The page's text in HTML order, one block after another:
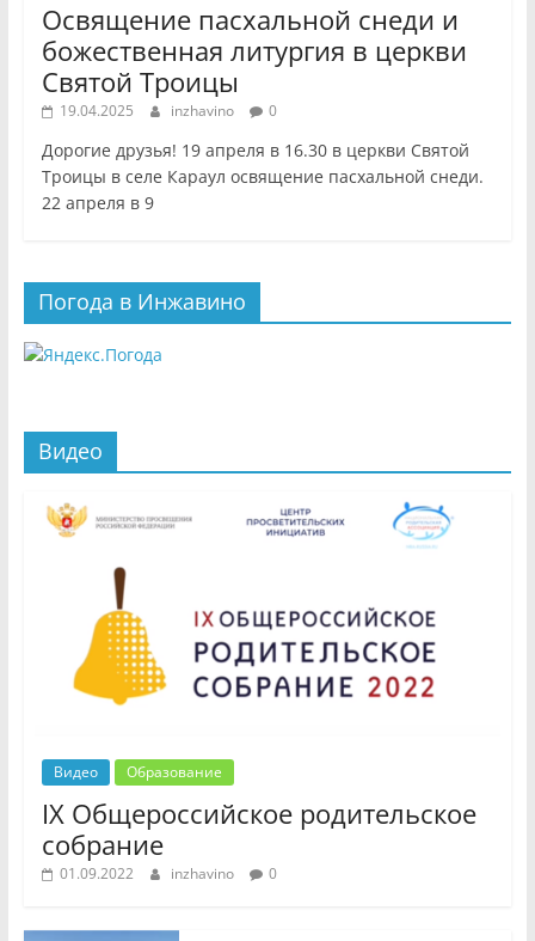
Освящение пасхальной снеди и
божественная литургия в церкви
Святой Троицы
19.04.2025 inzhavino 0
Дорогие друзья! 19 апреля в 16.30 в церкви Святой
Троицы в селе Караул освящение пасхальной снеди.
22 апреля в 9
Погода в Инжавино
Видео
Видео Образование
IX Общероссийское родительское
собрание
01.09.2022 inzhavino 0